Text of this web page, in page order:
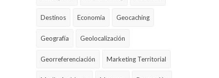
Destinos Economía Geocaching
Geografía Geolocalización
Georreferenciación Marketing Territorial